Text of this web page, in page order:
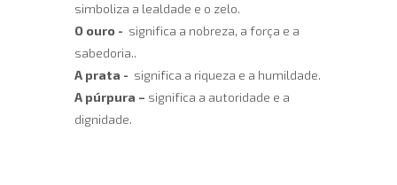
simboliza a lealdade e o zelo.
O ouro - significa a nobreza, a força e a
sabedoria..
A prata - significa a riqueza e a humildade.
A púrpura – significa a autoridade e a
dignidade.